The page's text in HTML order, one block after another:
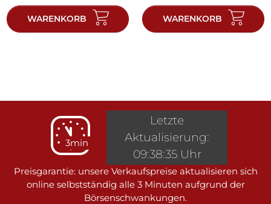
WARENKORB WARENKORB
3min
Preisgarantie: unsere Verkaufspreise aktualisieren sich
online selbstständig alle 3 Minuten aufgrund der
Börsenschwankungen.
Letzte
Aktualisierung:
09:38:35 Uhr